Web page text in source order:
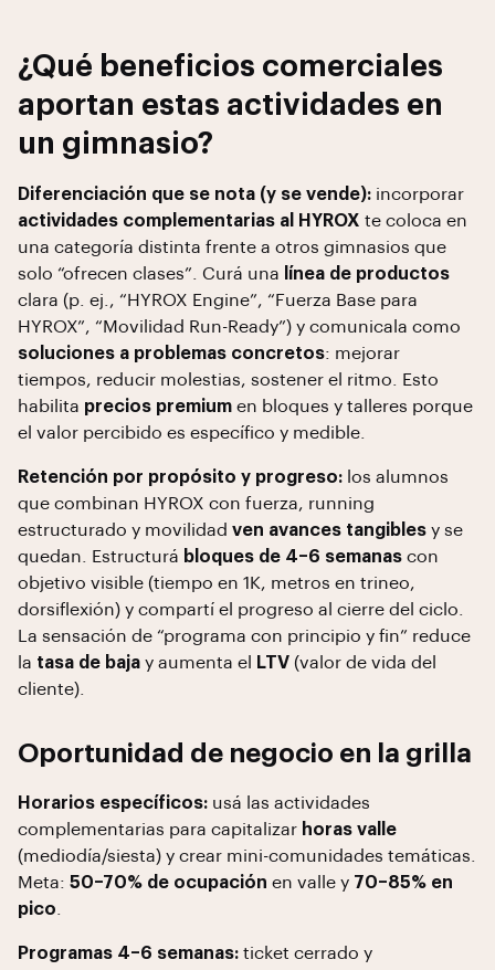
¿Qué beneficios comerciales
aportan estas actividades en
un gimnasio?
Diferenciación que se nota (y se vende): incorporar
actividades complementarias al HYROX te coloca en
una categoría distinta frente a otros gimnasios que
solo “ofrecen clases”. Curá una
línea de productos
clara (p. ej., “HYROX Engine”, “Fuerza Base para
HYROX”, “Movilidad Run-Ready”) y comunicala como
soluciones a problemas concretos: mejorar
tiempos, reducir molestias, sostener el ritmo. Esto
habilita precios premium en bloques y talleres porque
el valor percibido es específico y medible.
Retención por propósito y progreso: los alumnos
que combinan HYROX con fuerza, running
estructurado y movilidad ven avances tangibles y se
quedan. Estructurá bloques de 4–6 semanas con
objetivo visible (tiempo en 1K, metros en trineo,
dorsiflexión) y compartí el progreso al cierre del ciclo.
La sensación de “programa con principio y fin” reduce
la tasa de baja y aumenta el LTV (valor de vida del
cliente).
Oportunidad de negocio en la grilla
Horarios específicos: usá las actividades
complementarias para capitalizar horas valle
(mediodía/siesta) y crear mini-comunidades temáticas.
Meta: 50–70% de ocupación en valle y 70–85% en
pico
Programas 4–6 semanas: ticket cerrado y